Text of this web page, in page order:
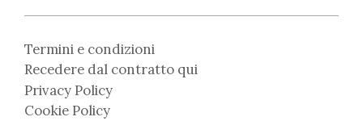
Termini e condizioni
Recedere dal contratto qui
Privacy Policy
Cookie Policy